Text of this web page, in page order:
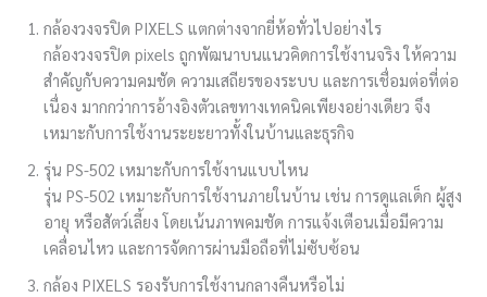
กล้องวงจรปิด PIXELS แตกต่างจากยี่ห้อทั่วไปอย่างไร
กล้องวงจรปิด pixels ถูกพัฒนาบนแนวคิดการใช้งานจริง ให้ความ
สำคัญกับความคมชัด ความเสถียรของระบบ และการเชื่อมต่อที่ต่อ
เนื่อง มากกว่าการอ้างอิงตัวเลขทางเทคนิคเพียงอย่างเดียว จึง
เหมาะกับการใช้งานระยะยาวทั้งในบ้านและธุรกิจ
รุ่น PS-502 เหมาะกับการใช้งานแบบไหน
รุ่น PS-502 เหมาะกับการใช้งานภายในบ้าน เช่น การดูแลเด็ก ผู้สูง
อายุ หรือสัตว์เลี้ยง โดยเน้นภาพคมชัด การแจ้งเตือนเมื่อมีความ
เคลื่อนไหว และการจัดการผ่านมือถือที่ไม่ซับซ้อน
กล้อง PIXELS รองรับการใช้งานกลางคืนหรือไม่